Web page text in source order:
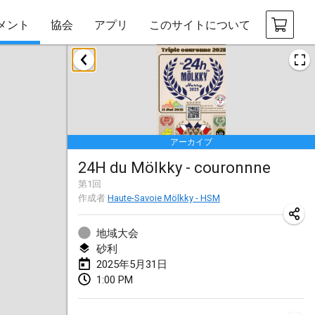
ント 協会 アプリ このサイトについて
アーカイブ
24H du Mölkky - couronnne
第1 回
作成者 Haute-Savoie Mölkky - HSM
地域大会
砂利
2025年5月31日
1:00 PM
2025年1月
Tournoi Mixte ASPTTOM
2025年1月18日|フランス
Indoor Polish Open 2025 - Singles
2025年1月18日| ポーランド
Tournoi de St Max
2025年1月19日|フランス
2025年1月19日
Tournoi de Mölkky - Lesfous Dubâtonvaigeois